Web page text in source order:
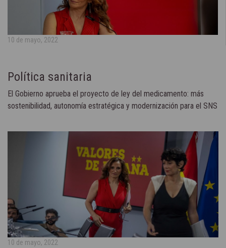
10 de mayo, 2022
Política sanitaria
El Gobierno aprueba el proyecto de ley del medicamento: más
sostenibilidad, autonomía estratégica y modernización para el SNS
10 de mayo, 2022